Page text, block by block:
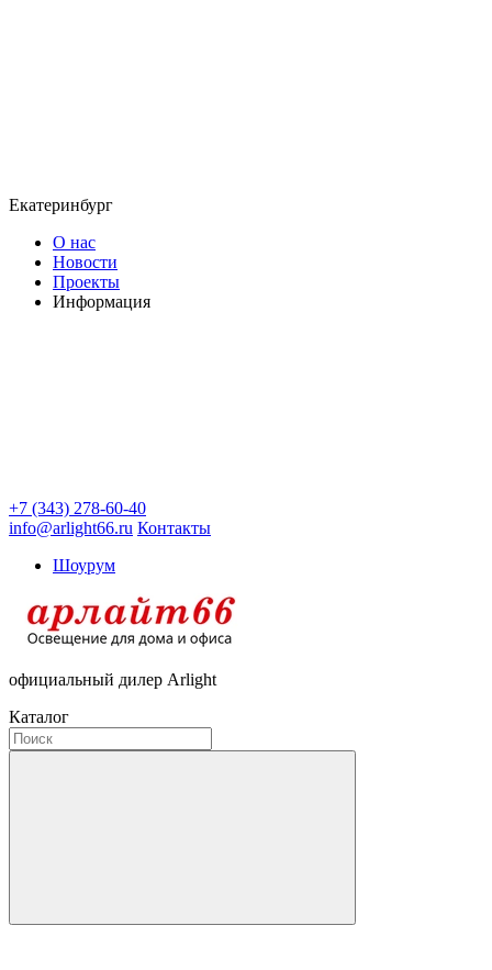
Екатеринбург
О нас
Новости
Проекты
Информация
+7 (343) 278-60-40
info@arlight66.ru Контакты
Шоурум
официальный дилер Arlight
Каталог